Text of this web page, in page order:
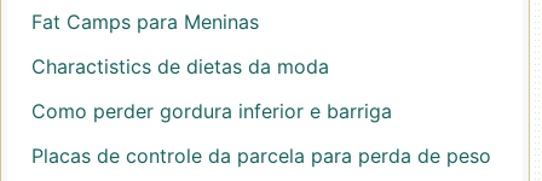
Fat Camps para Meninas
Charactistics de dietas da moda
Como perder gordura inferior e barriga
Placas de controle da parcela para perda de peso